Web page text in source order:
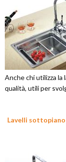
Anche chi utilizza la
qualità, utili per
Lavelli sottopiano